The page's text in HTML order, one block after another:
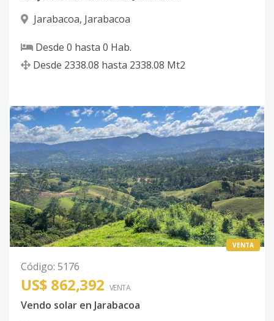
Jarabacoa, Jarabacoa
Desde 0 hasta 0 Hab.
Desde 2338.08 hasta 2338.08 Mt2
VENTA
Código: 5176
US$ 862,392 VENTA
Vendo solar en Jarabacoa